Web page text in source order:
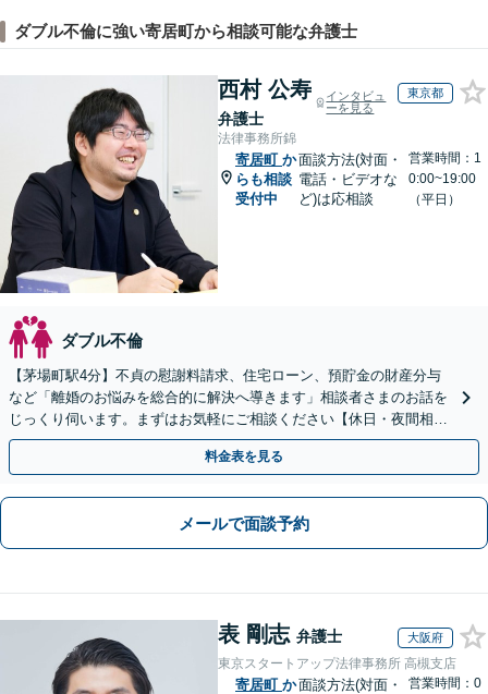
ダブル不倫に強い寄居町から相談可能な弁護士
西村 公寿
弁護士
インタビュ
ーを見る
東京都
法律事務所錦
寄居町 か
らも相談
受付中
面談方法(対面・
電話・ビデオな
ど)は応相談
営業時間：1
0:00~19:00
（平日）
ダブル不倫
【茅場町駅4分】不貞の慰謝料請求、住宅ローン、預貯金の財産分与
など「離婚のお悩みを総合的に解決へ導きます」相談者さまのお話を
じっくり伺います。まずはお気軽にご相談ください【休日・夜間相談
可】
料金表を見る
メールで面談予約
表 剛志 弁護士 大阪府
東京スタートアップ法律事務所 高槻支店
寄居町 か面談方法(対面・
営業時間：0